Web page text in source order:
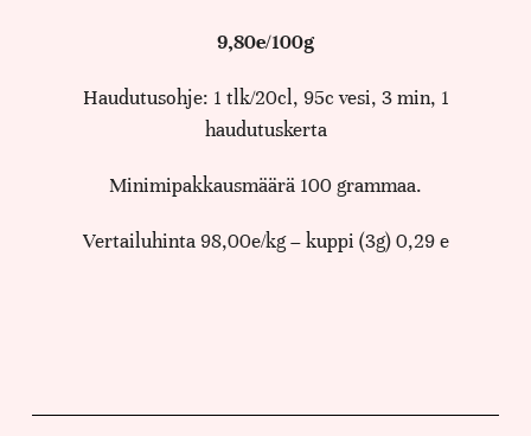
9,80e/100g
Haudutusohje: 1 tlk/20cl, 95c vesi, 3 min, 1
haudutuskerta
Minimipakkausmäärä 100 grammaa.
Vertailuhinta 98,00e/kg – kuppi (3g) 0,29 e